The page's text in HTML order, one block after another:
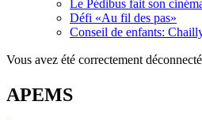
Le Pédibus fait son
Défi «Au fil des pas»
Conseil de enfants:
Vous avez été correctement déconnecté
APEMS